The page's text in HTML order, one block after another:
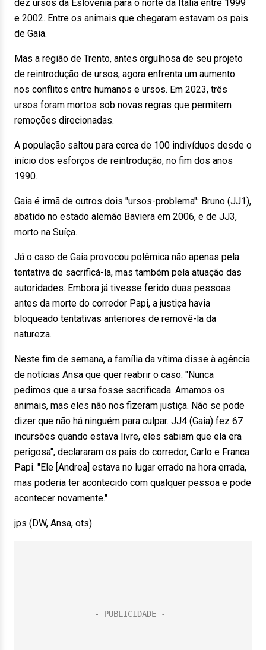
dez ursos da Eslovênia para o norte da Itália entre 1999
e 2002. Entre os animais que chegaram estavam os pais
de Gaia.
Mas a região de Trento, antes orgulhosa de seu projeto
de reintrodução de ursos, agora enfrenta um aumento
nos conflitos entre humanos e ursos. Em 2023, três
ursos foram mortos sob novas regras que permitem
remoções direcionadas.
A população saltou para cerca de 100 indivíduos desde o
início dos esforços de reintrodução, no fim dos anos
1990.
Gaia é irmã de outros dois "ursos-problema": Bruno (JJ1),
abatido no estado alemão Baviera em 2006, e de JJ3,
morto na Suíça.
Já o caso de Gaia provocou polêmica não apenas pela
tentativa de sacrificá-la, mas também pela atuação das
autoridades. Embora já tivesse ferido duas pessoas
antes da morte do corredor Papi, a justiça havia
bloqueado tentativas anteriores de removê-la da
natureza.
Neste fim de semana, a família da vítima disse à agência
de notícias Ansa que quer reabrir o caso. "Nunca
pedimos que a ursa fosse sacrificada. Amamos os
animais, mas eles não nos fizeram justiça. Não se pode
dizer que não há ninguém para culpar. JJ4 (Gaia) fez 67
incursões quando estava livre, eles sabiam que ela era
perigosa", declararam os pais do corredor, Carlo e Franca
Papi. "Ele [Andrea] estava no lugar errado na hora errada,
mas poderia ter acontecido com qualquer pessoa e pode
acontecer novamente."
jps (DW, Ansa, ots)